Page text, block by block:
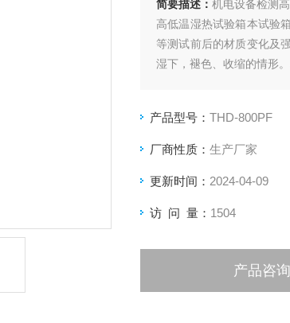
简要描述： 机电设备检测
高低温湿热试验箱本试验
等测试前后的材质变化及
湿下，褪色、收缩的情形
产品型号： THD-800PF
厂商性质： 生产厂家
更新时间： 2024-04-09
访 问 量： 1504
产品咨询